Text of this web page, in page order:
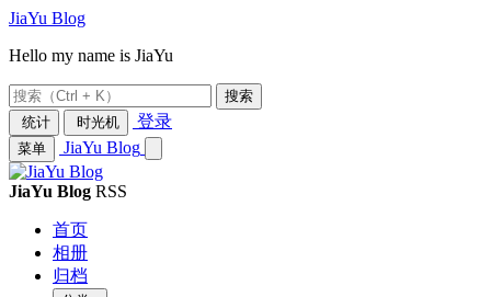
JiaYu Blog
Hello my name is JiaYu
搜索
统计
时光机 登录
菜单 JiaYu Blog
JiaYu Blog RSS
首页
相册
归档